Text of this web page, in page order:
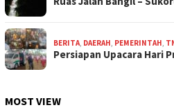
BERITA, DAERAH, PEMERINTAH,
Persiapan Upacara Hari
MOST VIEW